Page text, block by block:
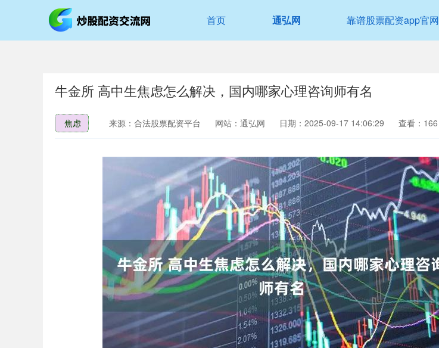
首页 通弘网 靠谱股票配资app官网
牛金所 高中生焦虑怎么解决，国内哪家心理咨询师有名
焦虑 来源：合法股票配资平台 网站：通弘网 日期：2025-09-17 14:06:29 查看：166